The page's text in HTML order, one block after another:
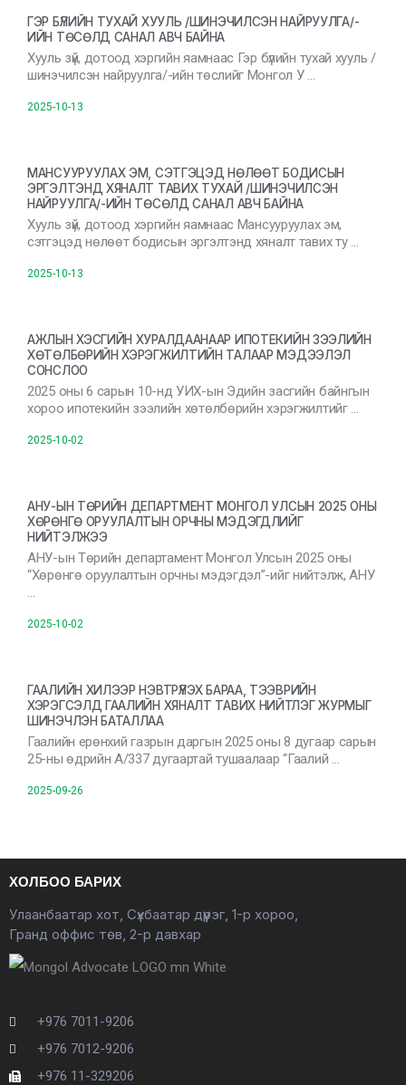
ГЭР БҮЛИЙН ТУХАЙ ХУУЛЬ /ШИНЭЧИЛСЭН НАЙРУУЛГА/-
ИЙН ТӨСӨЛД САНАЛ АВЧ БАЙНА
Хууль зүй, дотоод хэргийн яамнаас Гэр бүлийн тухай хууль /
шинэчилсэн найруулга/-ийн төслийг Монгол У …
2025-10-13
МАНСУУРУУЛАХ ЭМ, СЭТГЭЦЭД НӨЛӨӨТ БОДИСЫН
ЭРГЭЛТЭНД ХЯНАЛТ ТАВИХ ТУХАЙ /ШИНЭЧИЛСЭН
НАЙРУУЛГА/-ИЙН ТӨСӨЛД САНАЛ АВЧ БАЙНА
Хууль зүй, дотоод хэргийн яамнаас Мансууруулах эм,
сэтгэцэд нөлөөт бодисын эргэлтэнд хяналт тавих ту …
2025-10-13
АЖЛЫН ХЭСГИЙН ХУРАЛДААНААР ИПОТЕКИЙН ЗЭЭЛИЙН
ХӨТӨЛБӨРИЙН ХЭРЭГЖИЛТИЙН ТАЛААР МЭДЭЭЛЭЛ
СОНСЛОО
2025 оны 6 сарын 10-нд УИХ-ын Эдийн засгийн байнгын
хороо ипотекийн зээлийн хөтөлбөрийн хэрэгжилтийг …
2025-10-02
АНУ-ЫН ТӨРИЙН ДЕПАРТМЕНТ МОНГОЛ УЛСЫН 2025 ОНЫ
ХӨРӨНГӨ ОРУУЛАЛТЫН ОРЧНЫ МЭДЭГДЛИЙГ
НИЙТЭЛЖЭЭ
АНУ-ын Төрийн департамент Монгол Улсын 2025 оны
“Хөрөнгө оруулалтын орчны мэдэгдэл”-ийг нийтэлж, АНУ
…
2025-10-02
ГААЛИЙН ХИЛЭЭР НЭВТРҮҮЛЭХ БАРАА, ТЭЭВРИЙН
ХЭРЭГСЭЛД ГААЛИЙН ХЯНАЛТ ТАВИХ НИЙТЛЭГ ЖУРМЫГ
ШИНЭЧЛЭН БАТАЛЛАА
Гаалийн ерөнхий газрын даргын 2025 оны 8 дугаар сарын
25-ны өдрийн А/337 дугаартай тушаалаар “Гаалий …
2025-09-26
ХОЛБОО БАРИХ
Улаанбаатар хот, Сүхбаатар дүүрэг, 1-р хороо,
Гранд оффис төв, 2-р давхар
+976 7011-9206
+976 7012-9206
+976 11-329206